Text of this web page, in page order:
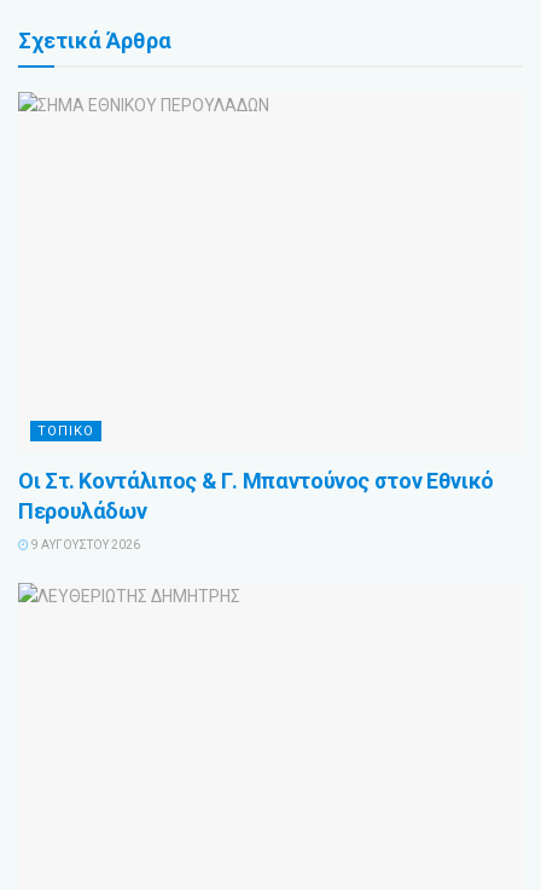
ΣχετικάΆρθρα
ΤΟΠΙΚΟ
Οι Στ. Κοντάλιπος & Γ. Μπαντούνος στον Εθνικό
Περουλάδων
9 ΑΥΓΟΎΣΤΟΥ 2026